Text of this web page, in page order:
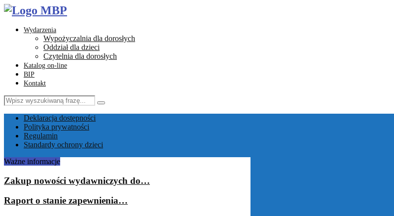
Wydarzenia
Wypożyczalnia dla dorosłych
Oddział dla dzieci
Czytelnia dla dorosłych
Katalog on-line
BIP
Kontakt
Search
for:
Search
Deklaracja dostępności
Polityka prywatności
Regulamin
Standardy ochrony dzieci
Ważne informacje
Zakup nowości wydawniczych do…
Raport o stanie zapewnienia…